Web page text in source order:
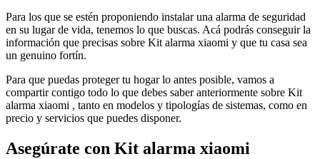
Para los que se estén proponiendo instalar una alarma de seguridad
en su lugar de vida, tenemos lo que buscas. Acá podrás conseguir la
información que precisas sobre Kit alarma xiaomi y que tu casa sea
un genuino fortín.
Para que puedas proteger tu hogar lo antes posible, vamos a
compartir contigo todo lo que debes saber anteriormente sobre Kit
alarma xiaomi , tanto en modelos y tipologías de sistemas, como en
precio y servicios que puedes disponer.
Asegúrate con Kit alarma xiaomi